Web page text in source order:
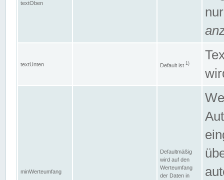
textOben
textUnten Default ist 1)
minWerteumfang
Defaultmäßig
wird auf den
Werteumfang
der Daten in